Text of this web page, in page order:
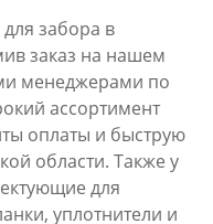
забора в
заказ на нашем
менеджерами по
ассортимент
оплаты и быструю
области. Также у
для
уплотнители и